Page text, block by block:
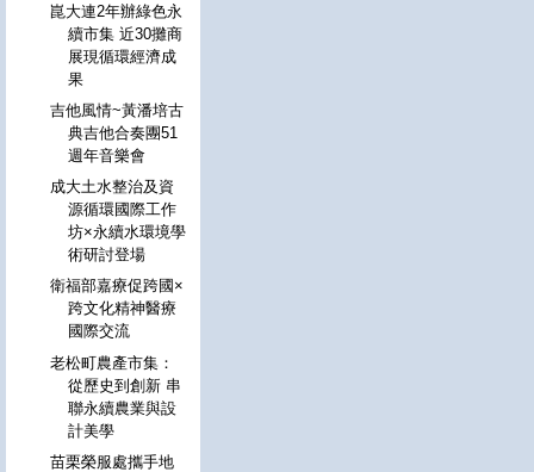
崑大連2年辦綠色永
續市集 近30攤商
展現循環經濟成
果
吉他風情~黃潘培古
典吉他合奏團51
週年音樂會
成大土水整治及資
源循環國際工作
坊×永續水環境學
術研討登場
衛福部嘉療促跨國×
跨文化精神醫療
國際交流
老松町農產市集：
從歷史到創新 串
聯永續農業與設
計美學
苗栗榮服處攜手地